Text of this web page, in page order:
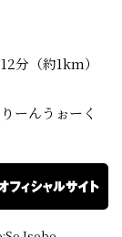
分（約1km）
ーんうぉーく